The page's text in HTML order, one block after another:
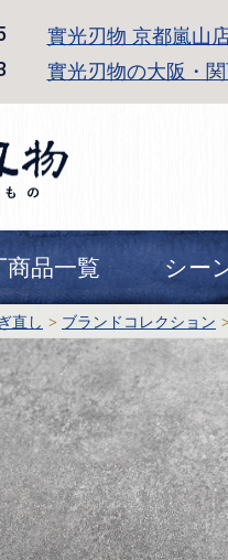
實光刃物 京都嵐山
實光刃物の大阪・
商品一覧 シー
直し ブランドコレクション